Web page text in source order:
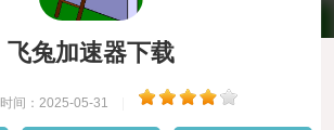
飞兔加速器下载
时间：2025-05-31